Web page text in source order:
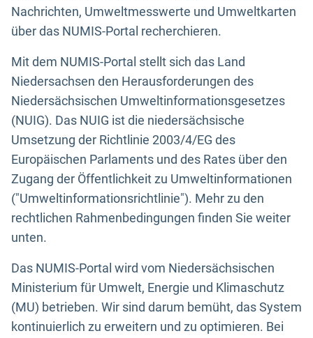
Nachrichten, Umweltmesswerte und Umweltkarten
über das NUMIS-Portal recherchieren.
Mit dem NUMIS-Portal stellt sich das Land
Niedersachsen den Herausforderungen des
Niedersächsischen Umweltinformationsgesetzes
(NUIG). Das NUIG ist die niedersächsische
Umsetzung der Richtlinie 2003/4/EG des
Europäischen Parlaments und des Rates über den
Zugang der Öffentlichkeit zu Umweltinformationen
("Umweltinformationsrichtlinie"). Mehr zu den
rechtlichen Rahmenbedingungen finden Sie weiter
unten.
Das NUMIS-Portal wird vom Niedersächsischen
Ministerium für Umwelt, Energie und Klimaschutz
(MU) betrieben. Wir sind darum bemüht, das System
kontinuierlich zu erweitern und zu optimieren. Bei